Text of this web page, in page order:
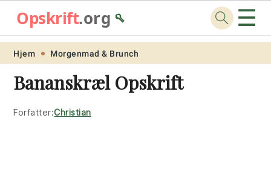
Skip
primary
navigation
Skip
main
content
Skip
primary
sidebar
Skip
footer
Opskrift.org🥄 ☰
Hjem Morgenmad & Brunch
Bananskræl Opskrift
Forfatter:Christian